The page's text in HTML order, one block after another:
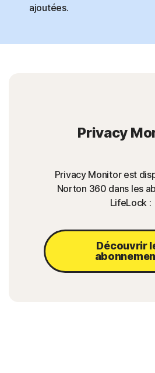
ajoutées.
Privacy
Privacy Monitor est
Norton 360 dans les
LifeLock :
Découvrir